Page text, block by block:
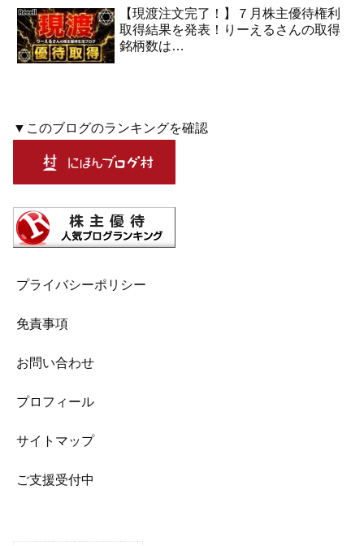
【現渡注文完了！】７月株主優待権利
取得結果を発表！りーえるさんの取得
銘柄数は…
▼このブログのランキングを確認
プライバシーポリシー
免責事項
お問い合わせ
プロフィール
サイトマップ
ご支援受付中